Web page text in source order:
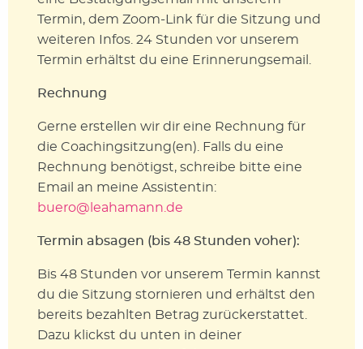
Termin, dem Zoom-Link für die Sitzung und
weiteren Infos. 24 Stunden vor unserem
Termin erhältst du eine Erinnerungsemail.
Rechnung
Gerne erstellen wir dir eine Rechnung für
die Coachingsitzung(en). Falls du eine
Rechnung benötigst, schreibe bitte eine
Email an meine Assistentin:
buero@leahamann.de
Termin absagen (bis 48 Stunden voher):
Bis 48 Stunden vor unserem Termin kannst
du die Sitzung stornieren und erhältst den
bereits bezahlten Betrag zurückerstattet.
Dazu klickst du unten in deiner